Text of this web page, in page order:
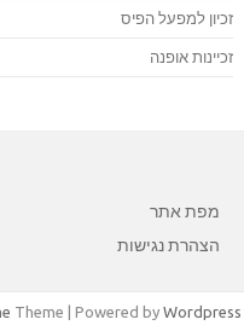
זכיון למפעל הפיס
זכיינות אופנה
מפת אתר
הצהרת נגישות
Theme | Powered by Wordpress